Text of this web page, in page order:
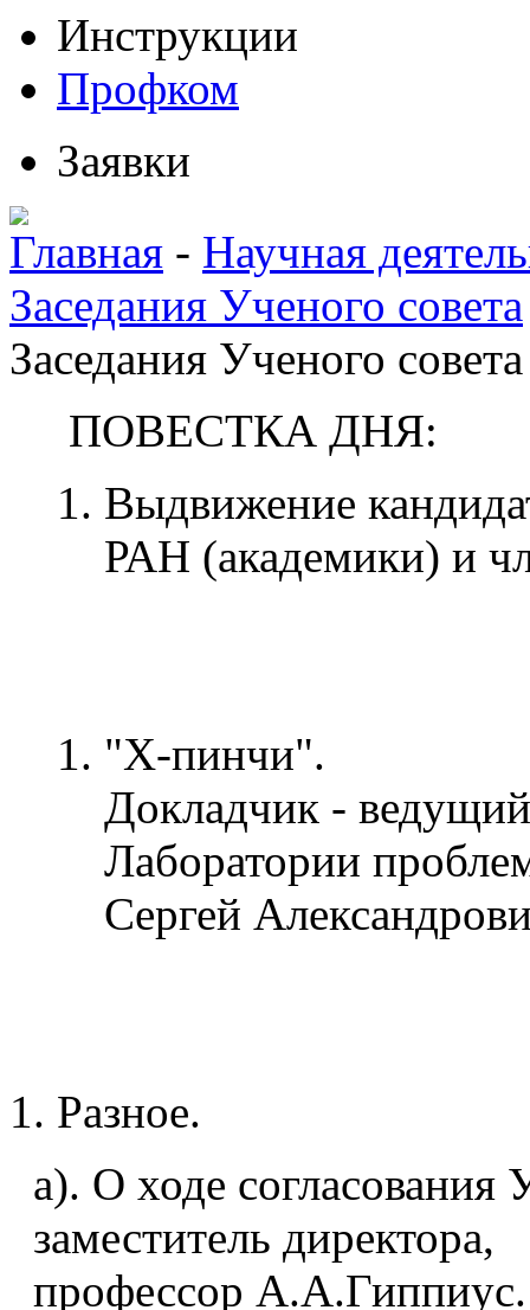
Инструкции
Профком
Заявки
Главная - Научная
Заседания Ученого совета
Заседания Ученого
ПОВЕСТКА ДНЯ:
Выдвижение
РАН (академики) и
"Х-пинчи".
Докладчик -
Лаборатории
Сергей
Разное.
а). О ходе
заместитель директора,
профессор А.А.Гиппиус.